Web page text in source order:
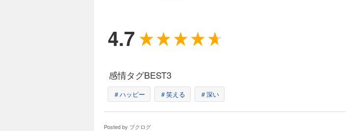
超真面目王子コンラッドが、子持ちの人妻と駆け落ち!? 隣国クロ
ルに、カルバニアの宮廷は大さわぎ。次々聞こえてくるウワサに
カルバニア物語15
4.7
感情タグBEST3
＃ハッピー ＃笑える ＃深い
Posted by ブクログ